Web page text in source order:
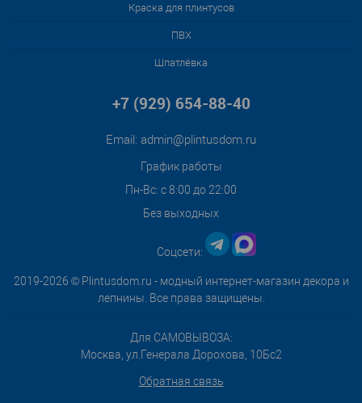
Краска для плинтусов
ПВХ
Шпатлёвка
2019-2026 © Plintusdom.ru - модный интернет-магазин декора и
лепнины. Все права защищены.
Для САМОВЫВОЗА:
Москва, ул.Генерала Дорохова, 10Бс2
Обратная связь
+7 (929) 654-88-40
Email: admin@plintusdom.ru
График работы
Пн-Вс: с 8:00 до 22:00
Без выходных
Соцсети: